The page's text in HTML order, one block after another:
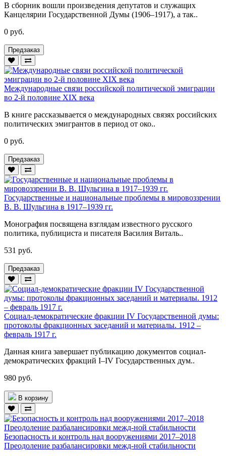
В сборник вошли произведения депутатов и служащих
Канцелярии Государственной Думы (1906–1917), а так..
0 руб.
Предзаказ
Международные связи российской политической эмиграции
во 2-й половине XIX века
В книге рассказывается о международных связях российских
политических эмигрантов в период от око..
0 руб.
Предзаказ
Государственные и национальные проблемы в мировоззрении
В. В. Шульгина в 1917–1939 гг.
Монография посвящена взглядам известного русского
политика, публициста и писателя Василия Виталь..
531 руб.
Предзаказ
Социал-демократические фракции IV Государственной думы:
протоколы фракционных заседаний и материалы. 1912 –
февраль 1917 г.
Данная книга завершает публикацию документов социал-
демократических фракций I–IV Государственных дум..
980 руб.
В корзину
Безопасность и контроль над вооружениями 2017–2018
Преодоление разбалансировки межд-ной стабильности